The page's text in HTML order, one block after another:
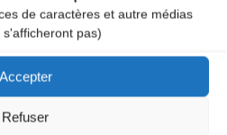
de caractères et autre médias
pas)
Accepter
Refuser
pas publiée. Les champs
*